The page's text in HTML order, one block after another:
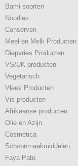
Bami soorten
Noodles
Conserven
Meel en Melk Producten
Diepvries Producten
VS/UK producten
Vegetarisch
Vlees Producten
Vis producten
Afrikaanse producten
Olie en Azijn
Cosmetica
Schoonmaakmiddelen
Faya Patu